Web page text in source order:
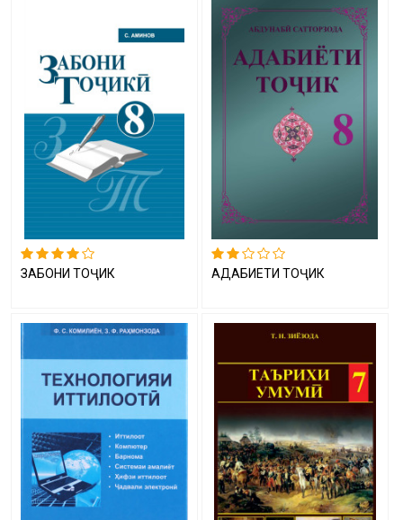
ЗАБОНИ ТОҶИКӢ АДАБИЁТИ ТОҶИК